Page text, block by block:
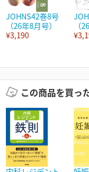
JOHNS42巻8号
（26年8月号）
¥3,190
（
この商品を買っ